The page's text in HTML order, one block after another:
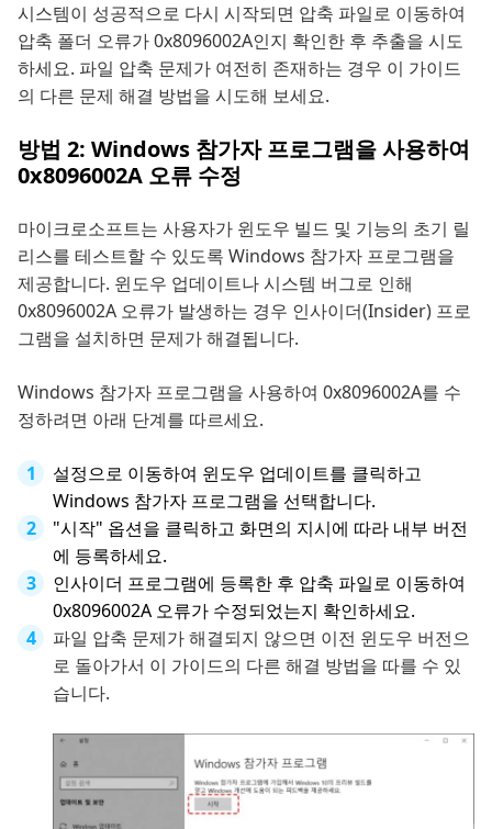
시스템이 성공적으로 다시 시작되면 압축 파일로 이동하여
압축 폴더 오류가 0x8096002A인지 확인한 후 추출을 시도
하세요. 파일 압축 문제가 여전히 존재하는 경우 이 가이드
의 다른 문제 해결 방법을 시도해 보세요.
방법 2: Windows 참가자 프로그램을 사용하여
0x8096002A 오류 수정
마이크로소프트는 사용자가 윈도우 빌드 및 기능의 초기 릴
리스를 테스트할 수 있도록 Windows 참가자 프로그램을
제공합니다. 윈도우 업데이트나 시스템 버그로 인해
0x8096002A 오류가 발생하는 경우 인사이더(Insider) 프로
그램을 설치하면 문제가 해결됩니다.
Windows 참가자 프로그램을 사용하여 0x8096002A를 수
정하려면 아래 단계를 따르세요.
설정으로 이동하여 윈도우 업데이트를 클릭하고
Windows 참가자 프로그램을 선택합니다.
"시작" 옵션을 클릭하고 화면의 지시에 따라 내부 버전
에 등록하세요.
인사이더 프로그램에 등록한 후 압축 파일로 이동하여
0x8096002A 오류가 수정되었는지 확인하세요.
파일 압축 문제가 해결되지 않으면 이전 윈도우 버전으
로 돌아가서 이 가이드의 다른 해결 방법을 따를 수 있
습니다.